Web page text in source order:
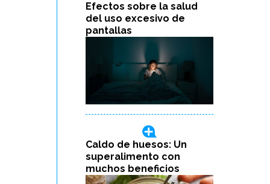
Efectos sobre la salud
del uso excesivo de
pantallas
Caldo de huesos: Un
superalimento con
muchos beneficios